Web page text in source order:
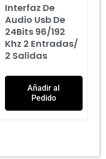
Interfaz De
Audio Usb De
24Bits 96/192
Khz 2 Entradas/
2 Salidas
Añadir al
Pedido